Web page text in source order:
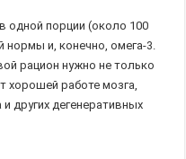
одной порции (около 100
нормы и, конечно, омега-3.
рацион нужно не только
хорошей работе мозга,
других дегенеративных